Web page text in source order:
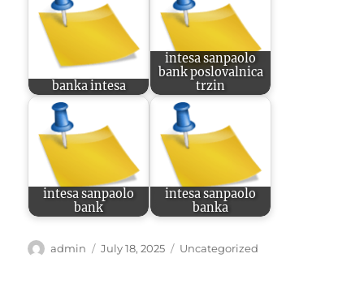
banka intesa
intesa sanpaolo
bank poslovalnica
trzin
intesa sanpaolo
bank
intesa sanpaolo
banka
Author
admin
Posted
July 18, 2025 Categories
Uncategorized